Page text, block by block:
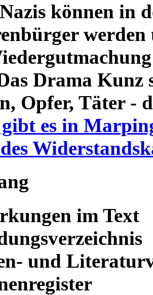
können in
Drama Kunz
Opfer, Täter -
es in
im Text
und